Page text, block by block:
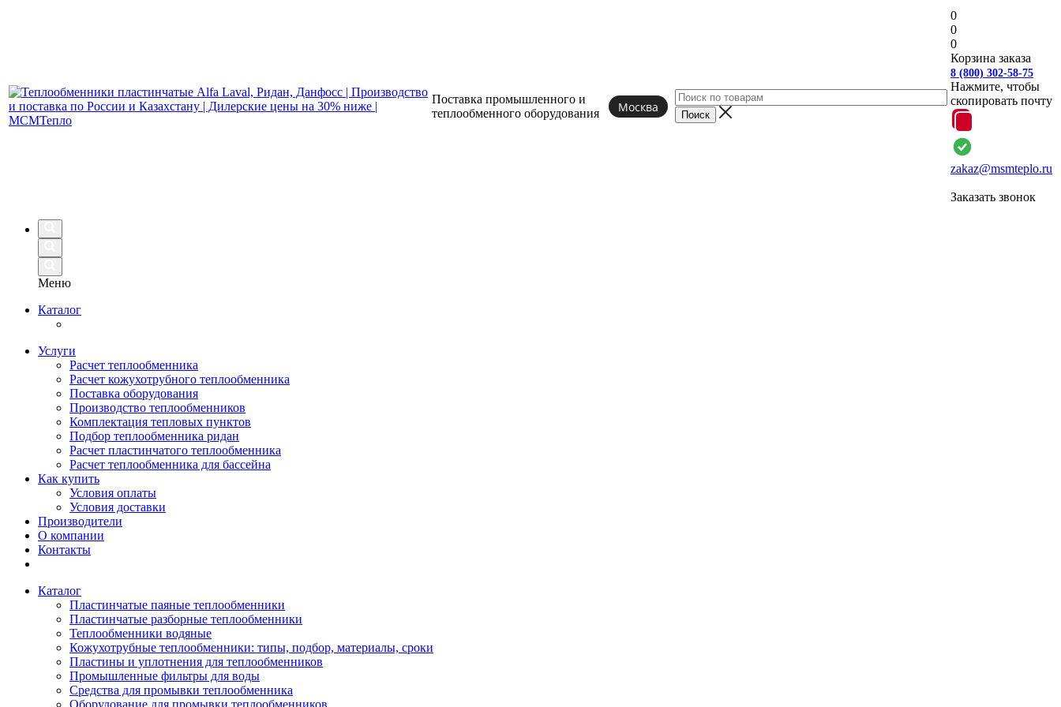
Поставка промышленного и
теплообменного оборудования Москва
0
0
0
Корзина заказа
8 (800) 302-58-75
Нажмите, чтобы
скопировать почту
zakaz@msmteplo.ru
Заказать звонок
Меню
Каталог
Услуги
Расчет теплообменника
Расчет кожухотрубного теплообменника
Поставка оборудования
Производство теплообменников
Комплектация тепловых пунктов
Подбор теплообменника ридан
Расчет пластинчатого теплообменника
Расчет теплообменника для бассейна
Как купить
Условия оплаты
Условия доставки
Производители
О компании
Контакты
Каталог
Пластинчатые паяные теплообменники
Пластинчатые разборные теплообменники
Теплообменники водяные
Кожухотрубные теплообменники: типы, подбор, материалы, сроки
Пластины и уплотнения для теплообменников
Промышленные фильтры для воды
Средства для промывки теплообменника
Оборудование для промывки теплообменников